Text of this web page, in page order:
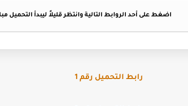
اضغطعلى أحد الروابط التالية وانتظر قليلاً ليبدأ التحميل
رابط التحميل رقم 1